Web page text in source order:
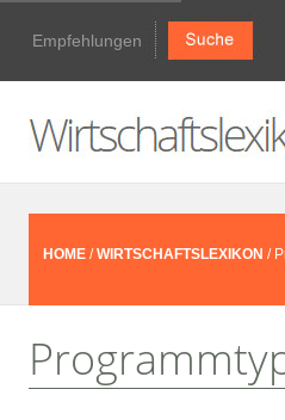
Empfehlungen
HOME /WIRTSCHAFTSLEXIKON /